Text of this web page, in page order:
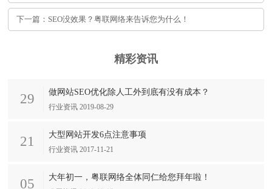
下一篇：SEO没效果？粤联网络来告诉您为什么！
精彩资讯
29 做网站SEO优化除人工外到底有没有成本？
行业资讯 2019-08-29
21 大型网站开发6点注意事项
行业资讯 2017-11-21
05 大年初一，粤联网络全体同仁给您拜年啦！